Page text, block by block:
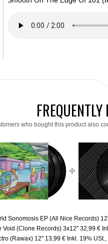
who bought this product also
Sonomosis EP (All Nice Records)
Void (Clone Records) 3x12'' 32,99 €
(Rawax) 12'' 13,99 € Inkl. 19% USt.,